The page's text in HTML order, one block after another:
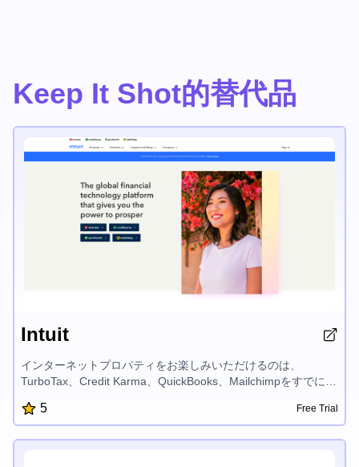
Keep It Shot的替代品
Intuit
インターネットプロパティをお楽しみいただけるのは、
TurboTax、Credit Karma、QuickBooks、Mailchimpをすでに利
スを利用して、皆様の繁栄を後押しいたします。
5 Free Trial